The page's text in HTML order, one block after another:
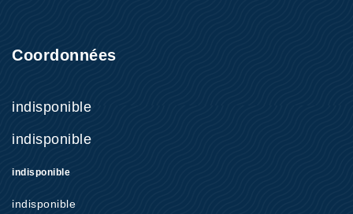
Coordonnées
indisponible
indisponible
indisponible
indisponible